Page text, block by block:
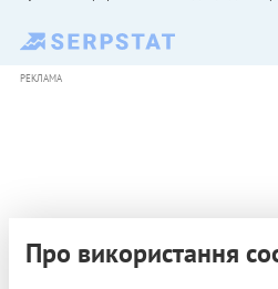
РЕКЛАМА
Про використання